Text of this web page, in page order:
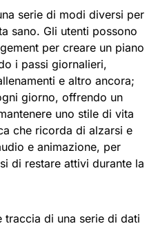
serie di modi diversi per
sano. Gli utenti possono
per creare un piano
i passi giornalieri,
e altro ancora;
giorno, offrendo un
uno stile di vita
che ricorda di alzarsi e
e animazione, per
di restare attivi durante la
traccia di una serie di dati